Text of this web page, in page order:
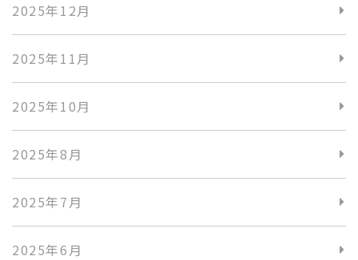
2025年12月
2025年11月
2025年10月
2025年8月
2025年7月
2025年6月